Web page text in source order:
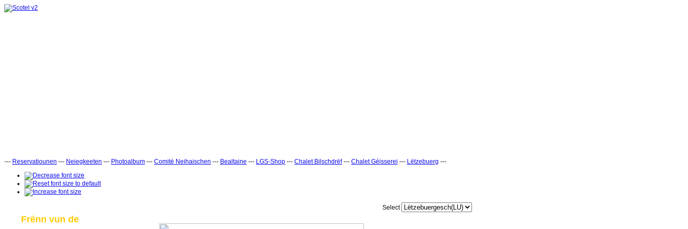
--- Reservatiounen --- Neiegkeeten --- Photoalbum --- Comité Neihaischen --- Bealtaine --- LGS-Shop --- Chalet Bilschdrëf--- Chalet Géisserei --- Lëtzebuerg ---
Frënn vun de
Select